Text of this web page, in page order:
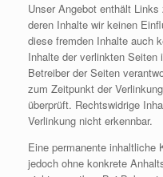
Unser Angebot enthält
deren Inhalte wir keinen
diese fremden Inhalte auch
Inhalte der verlinkten
Betreiber der Seiten
zum Zeitpunkt der
überprüft. Rechtswidrige
Verlinkung nicht erkennbar.
Eine permanente inhaltliche
jedoch ohne konkrete